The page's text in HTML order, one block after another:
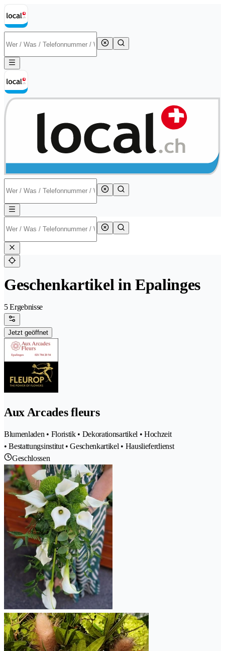
Geschenkartikel in Epalinges
5 Ergebnisse
Jetzt geöffnet
Aux Arcades fleurs
Blumenladen • Floristik • Dekorationsartikel • Hochzeit
• Bestattungsinstitut • Geschenkartikel • Hauslieferdienst
Geschlossen